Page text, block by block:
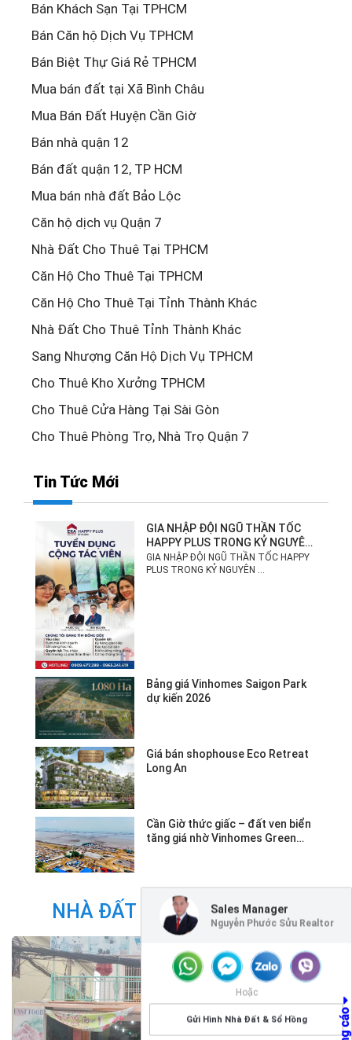
Bán Khách Sạn Tại TPHCM
Bán Căn hộ Dịch Vụ TPHCM
Bán Biệt Thự Giá Rẻ TPHCM
Mua bán đất tại Xã Bình Châu
Mua Bán Đất Huyện Cần Giờ
Bán nhà quận 12
Bán đất quận 12, TP HCM
Mua bán nhà đất Bảo Lộc
Căn hộ dịch vụ Quận 7
Nhà Đất Cho Thuê Tại TPHCM
Căn Hộ Cho Thuê Tại TPHCM
Căn Hộ Cho Thuê Tại Tỉnh Thành Khác
Nhà Đất Cho Thuê Tỉnh Thành Khác
Sang Nhượng Căn Hộ Dịch Vụ TPHCM
Cho Thuê Kho Xưởng TPHCM
Cho Thuê Cửa Hàng Tại Sài Gòn
Cho Thuê Phòng Trọ, Nhà Trọ Quận 7
Tin Tức Mới
GIA NHẬP ĐỘI NGŨ THẦN TỐC
HAPPY PLUS TRONG KỶ NGUYÊN
MỚI!
GIA NHẬP ĐỘI NGŨ THẦN TỐC HAPPY
PLUS TRONG KỶ NGUYÊN ...
Bảng giá Vinhomes Saigon Park
dự kiến 2026
Giá bán shophouse Eco Retreat
Long An
Cần Giờ thức giấc – đất ven biển
tăng giá nhờ Vinhomes Green
Sales Manager
Nguyễn Phước Sửu Realtor
Hoặc
Gửi Hình Nhà Đất & Sổ Hồng
NHÀ ĐẤT CÙNG DANH MỤC